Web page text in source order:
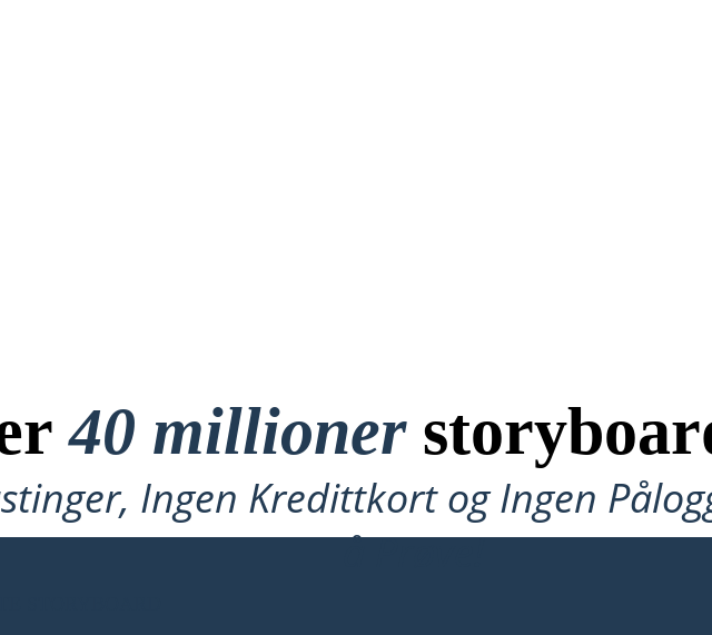
40 millioner
Ingen Kredittkort og Ingen
å Prøve!